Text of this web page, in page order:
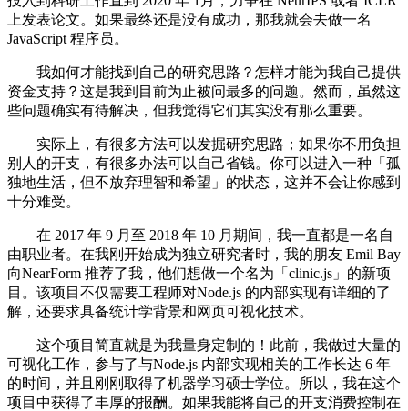
上发表论文。如果最终还是没有成功，那我就会去做一名
JavaScript 程序员。
我如何才能找到自己的研究思路？怎样才能为我自己提供
资金支持？这是我到目前为止被问最多的问题。然而，虽然这
些问题确实有待解决，但我觉得它们其实没有那么重要。
实际上，有很多方法可以发掘研究思路；如果你不用负担
别人的开支，有很多办法可以自己省钱。你可以进入一种「孤
独地生活，但不放弃理智和希望」的状态，这并不会让你感到
十分难受。
在 2017 年 9 月至 2018 年 10 月期间，我一直都是一名自
由职业者。在我刚开始成为独立研究者时，我的朋友 Emil Bay
向NearForm 推荐了我，他们想做一个名为「clinic.js」的新项
目。该项目不仅需要工程师对Node.js 的内部实现有详细的了
解，还要求具备统计学背景和网页可视化技术。
这个项目简直就是为我量身定制的！此前，我做过大量的
可视化工作，参与了与Node.js 内部实现相关的工作长达 6 年
的时间，并且刚刚取得了机器学习硕士学位。所以，我在这个
项目中获得了丰厚的报酬。如果我能将自己的开支消费控制在